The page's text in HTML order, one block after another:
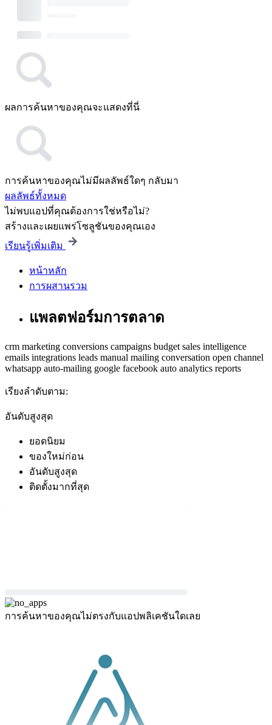
ผลการค้นหาของคุณจะแสดงที่นี่
การค้นหาของคุณไม่มีผลลัพธ์ใดๆ กลับมา
ผลลัพธ์ทั้งหมด
ไม่พบแอปที่คุณต้องการใช่หรือไม่?
สร้างและเผยแพร่โซลูชันของคุณเอง
เรียนรู้เพิ่มเติม
หน้าหลัก
การผสานรวม
แพลตฟอร์มการตลาด
crm marketing conversions campaigns budget sales intelligence
emails integrations leads manual mailing conversation open channel
whatsapp auto-mailing google facebook auto analytics reports
เรียงลำดับตาม:
อันดับสูงสุด
ยอดนิยม
ของใหม่ก่อน
อันดับสูงสุด
ติดตั้งมากที่สุด
การค้นหาของคุณไม่ตรงกับแอปพลิเคชันใดเลย